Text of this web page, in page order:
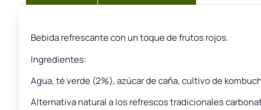
Bebida refrescante con un toque de frutos rojos.
Ingredientes:
Agua, té verde (2%), azúcar de caña, cultivo de
Alternativa natural a los refrescos tradicionales